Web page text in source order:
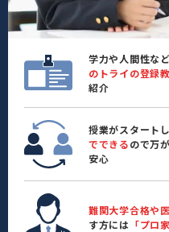
学力や人間性など
のトライの登録
紹介
授業がスタート
でできるので万
安心
難関大学合格や
す方には 「プロ